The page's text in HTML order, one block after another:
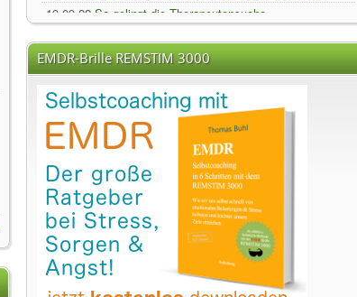
19.09.22 So gelingt die Therapeutensuche
19.09.21Erschöpft ohne Grund – häufig steckt...
03.04.21CBD und Gesundheit: So kann das beliebte...
02.02.21CBD als Wunderwaffe – wo das Öl wirkl...
14.08.20Hilfe bei Dauerstress – CBD-Öl hilft ...
27.05.19Warum E-Zigaretten besser sind
19.06.17Osteopathie in Berlin
06.06.17 Das Fasziendystorsionsmodell (FDM) nach ...
08.07.14Schreibaby - Zerreißrobe für elterlic...
06.06.14 Webseitenerstellung für Therapeuten
25.04.14Wechseljahre
19.03.14
Hausmittel gegen Sodbrennen in der Schwa...
EMDR-Brille REMSTIM 3000